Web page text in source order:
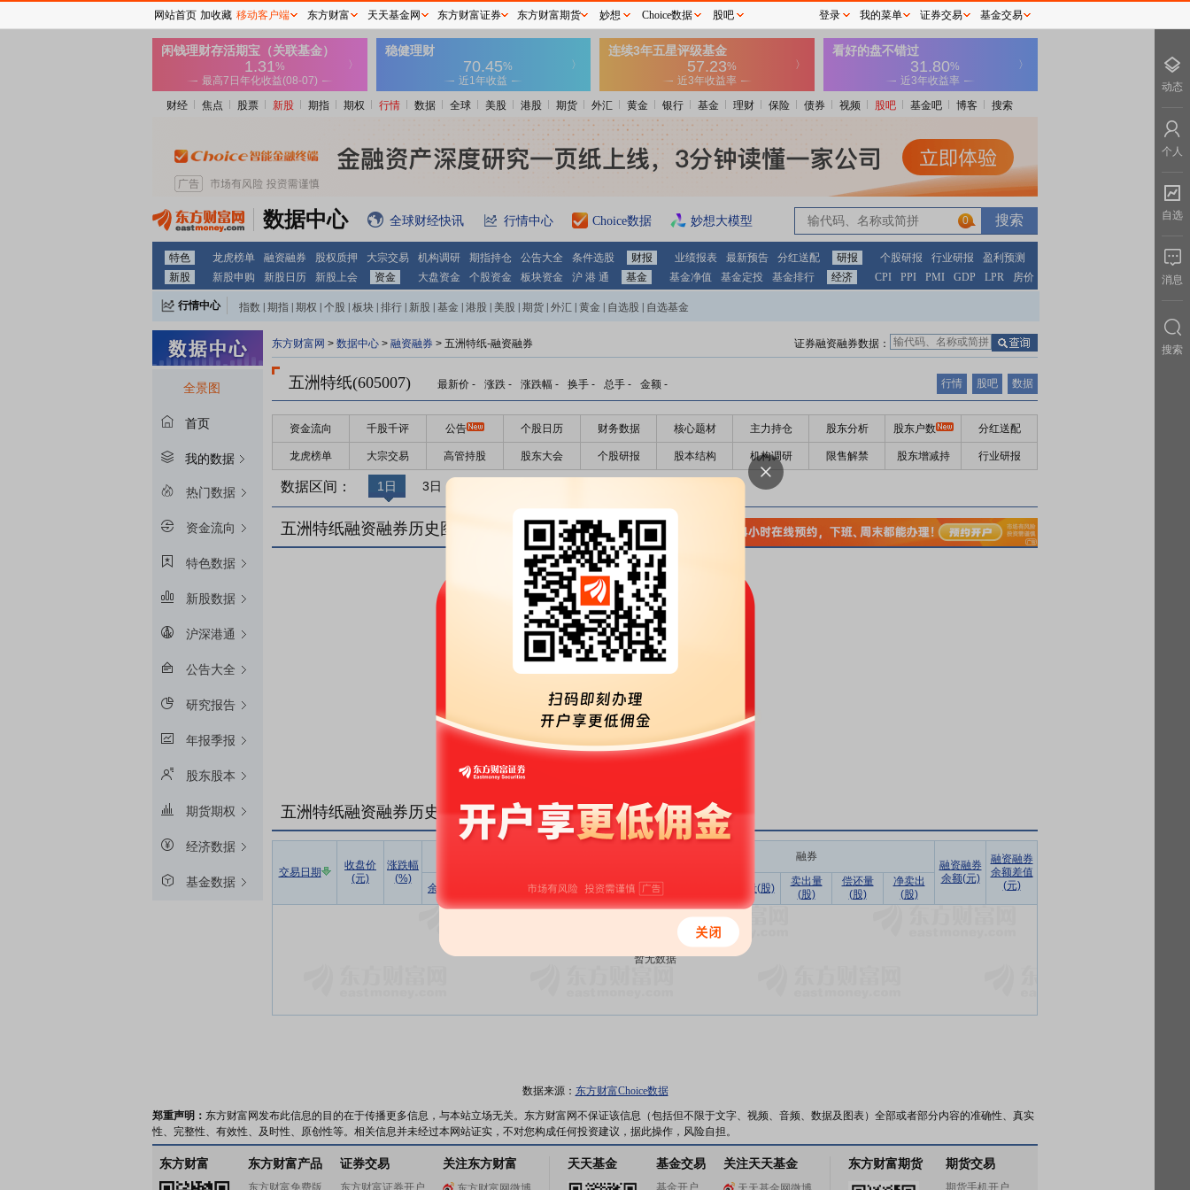
财经 焦点 股票 新股 期指 期权 行情 数据 全球 美股 港股 期货 外汇 黄金 银行 基金 理财 保险 债券 视频 股吧 基金吧 博客 搜索
数据中心 全球财经快讯 行情中心 Choice数据 妙想大模型 0
特色 龙虎榜单 融资融券 股权质押 大宗交易 机构调研 期指持仓 公告大全 条件选股 财报 业绩报表 最新预告 分红送配 研报 个股研报 行业研报
盈利预测
新股
新股申购 新股日历 新股上会 资金 大盘资金 个股资金 板块资金 沪 港 通 基金 基金净值 基金定投 基金排行 经济 CPI PPI PMI GDP LPR 房价
行情中心 指数 期指 期权 个股 板块 排行 新股 基金 港股 美股 期货 外汇 黄金 自选股 自选基金
全景图
首页
我的数据
热门数据
资金流向
特色数据
新股数据
沪深港通
公告大全
研究报告
年报季报
股东股本
期货期权
经济数据
基金数据
东方财富网 > 数据中心 > 融资融券 > 五洲特纸-融资融券 证券融资融券数据：
五洲特纸(605007) 最新价 - 涨跌 - 涨跌幅 - 换手 - 总手 - 金额 - 行情 股吧 数据
资金流向 千股千评 公告 个股日历 财务数据 核心题材 主力持仓 股东分析 股东户数 分红送配
龙虎榜单 大宗交易 高管持股 股东大会 个股研报 股本结构 机构调研 限售解禁 股东增减持 行业研报
数据区间： 1日 3日
五洲特纸融资融券历史图(
五洲特纸融资融券历史数据(1 日)
交易日期
收盘价
(元)
涨跌幅
(%)
融券
融资融券
余额(元)
融资融券
余额差值
(元)
余额(元)
买入额
(元)
偿还额
(元)
净买入
(元)
余量(股)
卖出量
(股)
偿还量
(股)
净卖出
(股)
暂无数据
数据来源： 东方财富Choice数据
郑重声明： 东方财富网发布此信息的目的在于传播更多信息，与本站立场无关。东方财富网不保证该信息（包括但不限于文字、视频、音频、数据及图表）全部或者部分内容的准确性、真实
性、完整性、有效性、及时性、原创性等。相关信息并未经过本网站证实，不对您构成任何投资建议，据此操作，风险自担。
东方财富 东方财富产品
东方财富免费版
证券交易
东方财富证券开户
关注东方财富 天天基金 基金交易
基金开户
关注天天基金 东方财富期货 期货交易
期货手机开户
网站首页 加收藏 移动客户端 东方财富 天天基金网 东方财富证券 东方财富期货 妙想 Choice数据 股吧 登录 我的菜单 证券交易 基金交易
动态
个人
自选
消息
搜索